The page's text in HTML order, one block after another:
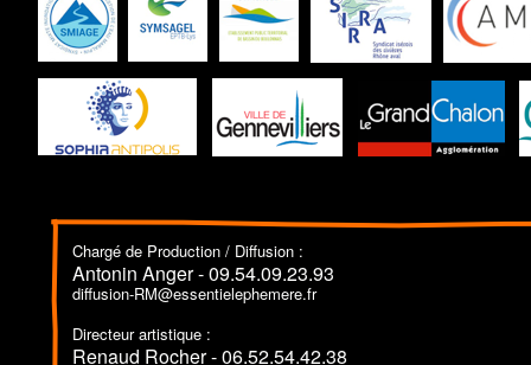
Chargé de Production / Diffusion :
Antonin Anger - 09.54.09.23.93
diffusion-RM@essentielephemere.fr
Directeur artistique :
Renaud Rocher - 06.52.54.42.38